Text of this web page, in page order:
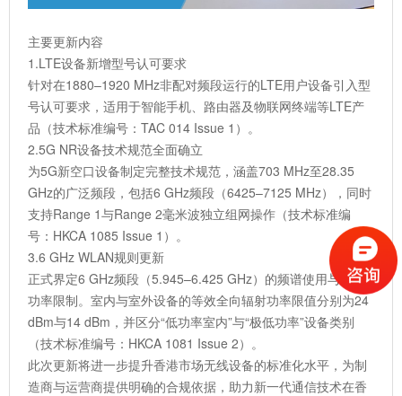
主要更新内容
1.LTE设备新增型号认可要求
针对在1880–1920 MHz非配对频段运行的LTE用户设备引入型
号认可要求，适用于智能手机、路由器及物联网终端等LTE产
品（技术标准编号：TAC 014 Issue 1）。
2.5G NR设备技术规范全面确立
为5G新空口设备制定完整技术规范，涵盖703 MHz至28.35
GHz的广泛频段，包括6 GHz频段（6425–7125 MHz），同时
支持Range 1与Range 2毫米波独立组网操作（技术标准编
号：HKCA 1085 Issue 1）。
3.6 GHz WLAN规则更新
正式界定6 GHz频段（5.945–6.425 GHz）的频谱使用与发射
功率限制。室内与室外设备的等效全向辐射功率限值分别为24
dBm与14 dBm，并区分“低功率室内”与“极低功率”设备类别
（技术标准编号：HKCA 1081 Issue 2）。
此次更新将进一步提升香港市场无线设备的标准化水平，为制
造商与运营商提供明确的合规依据，助力新一代通信技术在香